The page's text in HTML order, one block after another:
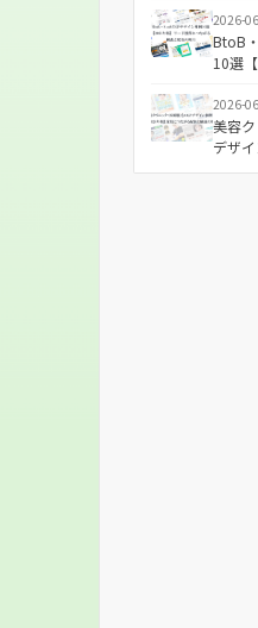
2026-
BtoB
10選
2026-
美容
デザ
成果